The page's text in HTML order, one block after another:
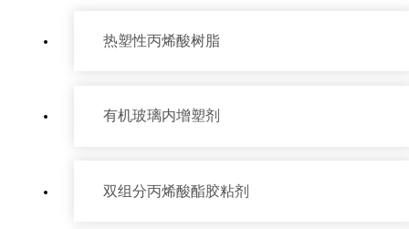
热塑性丙烯酸树脂
有机玻璃内增塑剂
双组分丙烯酸酯胶粘剂